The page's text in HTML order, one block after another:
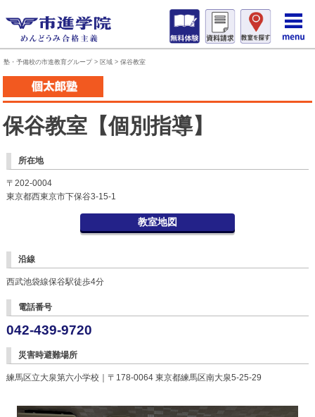
塾・予備校の市進教育グループ> 区域 > 保谷教室
保谷教室【個別指導】
所在地
〒202-0004
東京都西東京市下保谷3-15-1
教室地図
沿線
西武池袋線保谷駅徒歩4分
電話番号
042-439-9720
災害時避難場所
練馬区立大泉第六小学校｜〒178-0064 東京都練馬区南大泉5-25-29